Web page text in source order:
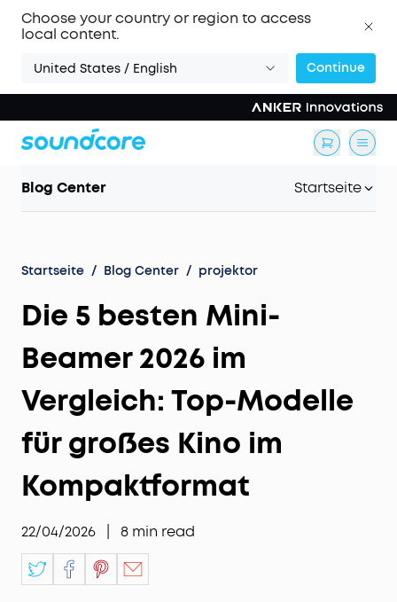
Choose your country or region to access
local content.
United States / English Continue
Blog Center Startseite
Startseite / Blog Center / projektor
Die 5 besten Mini-
Beamer 2026 im
Vergleich: Top-Modelle
für großes Kino im
Kompaktformat
22/04/2026 8 min read